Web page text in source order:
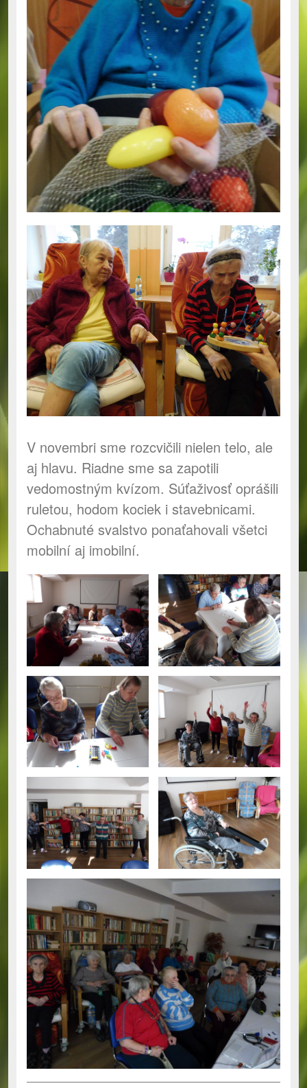
V novembri sme rozcvičili nielen telo, ale
aj hlavu. Riadne sme sa zapotili
vedomostným kvízom. Súťaživosť oprášili
ruletou, hodom kociek i stavebnicami.
Ochabnuté svalstvo ponaťahovali všetci
mobilní aj imobilní.